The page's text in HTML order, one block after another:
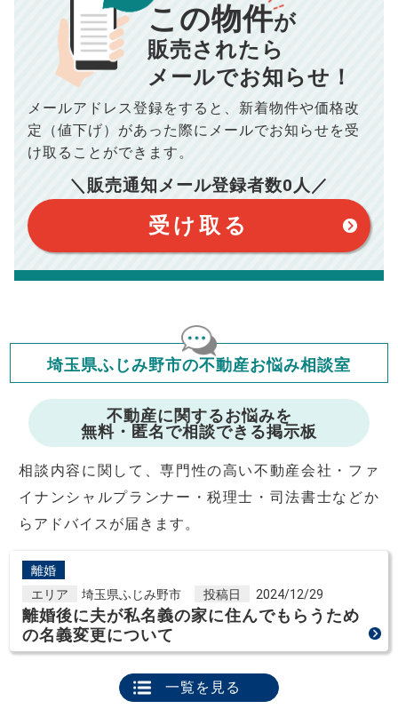
毎月の支払額 834
年間の支払額 10,005 円
総支払額 100,050 円
このシミュレーターは元利均等返済方式で試算しています。
このシミュレーターは、四捨五入にて計算しております。
このシミュレーターはお借り入れの全期間で金利が変わらない設
このシミュレーターでの結果は、お借り入れを保証するものでは
ありません。
このシミュレーターをご利用された方の、いかなる損害について
ますが、お借り入れの際に各金融機関にご相談ください。
会員マイページでは
修繕費・管理費の計算もできます
■仲介手数料／ 00万円
■売買契約書印紙／ 0
■抵当権抹消費用／0万円
※購入価格よりも売却価格が高い場合、譲渡所得税が発生する
場合がございます。詳しくは最寄りの税務署などにご確認く
※シミュレーター結果はあくまでも概算であり、手残り金額を
保証するものではございません。
※上記売却費用には、住所変更登記の費用、引っ越し費用、住
宅ローンの一括繰上返済の手数料等は含まれておりませんの
で予めご了承ください。
おります。（物件価格×3%＋6万円＋消費税）
この物件が
販売されたら
メールでお知らせ！
メールアドレス登録をすると、 新着物件や価格改
定（値下げ）があった際に メールでお知らせを受
け取ることができます。
＼販売通知メール登録者数0 人／
受け取る
埼玉県ふじみ野市の不動産お悩み相談室
不動産に関するお悩みを
無料・匿名で相談できる掲示板
相談内容に関して、専門性の高い不動産会社・ファ
イナンシャルプランナー・税理士・司法書士などか
らアドバイスが届きます。
離婚
エリア
埼玉県ふじみ野市 投稿日 2024/12/29
離婚後に夫が私名義の家に住んでもらうため
の名義変更について
一覧を見る